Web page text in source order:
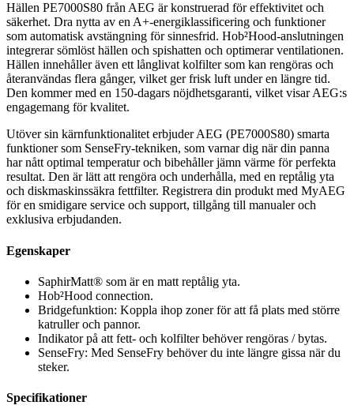
Hällen PE7000S80 från AEG är konstruerad för effektivitet och
säkerhet. Dra nytta av en A+-energiklassificering och funktioner
som automatisk avstängning för sinnesfrid. Hob²Hood-anslutningen
integrerar sömlöst hällen och spishatten och optimerar ventilationen.
Hällen innehåller även ett långlivat kolfilter som kan rengöras och
återanvändas flera gånger, vilket ger frisk luft under en längre tid.
Den kommer med en 150-dagars nöjdhetsgaranti, vilket visar AEG:s
engagemang för kvalitet.
Utöver sin kärnfunktionalitet erbjuder AEG (PE7000S80) smarta
funktioner som SenseFry-tekniken, som varnar dig när din panna
har nått optimal temperatur och bibehåller jämn värme för perfekta
resultat. Den är lätt att rengöra och underhålla, med en reptålig yta
och diskmaskinssäkra fettfilter. Registrera din produkt med MyAEG
för en smidigare service och support, tillgång till manualer och
exklusiva erbjudanden.
Egenskaper
SaphirMatt® som är en matt reptålig yta.
Hob²Hood connection.
Bridgefunktion: Koppla ihop zoner för att få plats med större
katruller och pannor.
Indikator på att fett- och kolfilter behöver rengöras / bytas.
SenseFry: Med SenseFry behöver du inte längre gissa när du
steker.
Specifikationer